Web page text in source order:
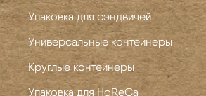
Упаковка для сэндвичей
Универсальные контейнеры
Круглые контейнеры
Упаковка для HoReCa